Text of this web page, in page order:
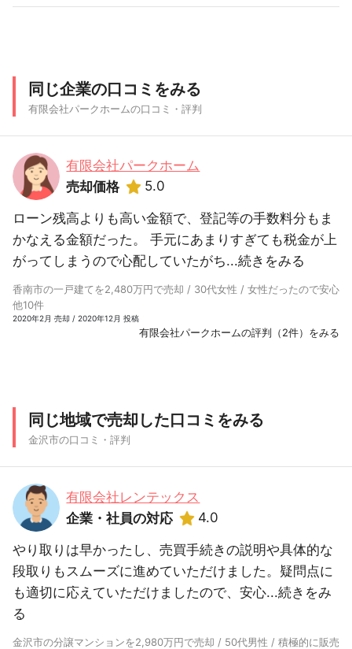
同じ企業の口コミをみる
有限会社パークホームの口コミ・評判
有限会社パークホーム
売却価格
5.0
ローン残高よりも高い金額で、登記等の手数料分もま
かなえる金額だった。 手元にあまりすぎても税金が上
がってしまうので心配していたがち...続きをみる
香南市の一戸建てを2,480万円で売却 / 30代女性 / 女性だったので安心
他10件
2020年2月 売却 / 2020年12月 投稿
有限会社パークホームの評判（2件）をみる
同じ地域で売却した口コミをみる
金沢市の口コミ・評判
有限会社レンテックス
企業・社員の対応
4.0
やり取りは早かったし、売買手続きの説明や具体的な
段取りもスムーズに進めていただけました。疑問点に
も適切に応えていただけましたので、安心...続きをみ
る
金沢市の分譲マンションを2,980万円で売却 / 50代男性 / 積極的に販売